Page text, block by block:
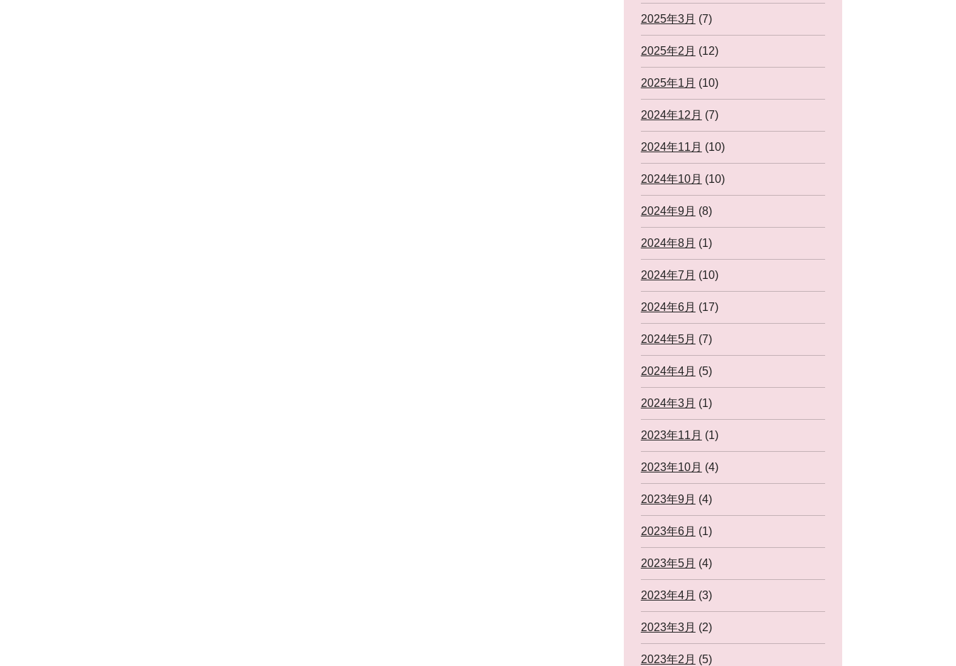
2025年3月 (7)
2025年2月 (12)
2025年1月 (10)
2024年12月 (7)
2024年11月 (10)
2024年10月 (10)
2024年9月 (8)
2024年8月 (1)
2024年7月 (10)
2024年6月 (17)
2024年5月 (7)
2024年4月 (5)
2024年3月 (1)
2023年11月 (1)
2023年10月 (4)
2023年9月 (4)
2023年6月 (1)
2023年5月 (4)
2023年4月 (3)
2023年3月 (2)
2023年2月 (5)